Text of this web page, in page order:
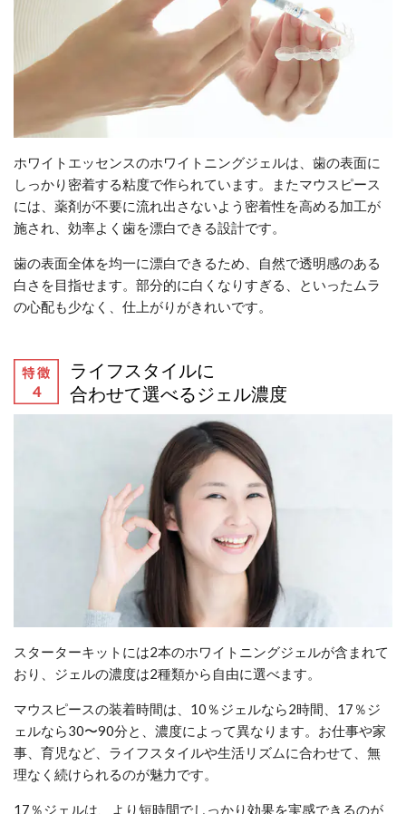
ホワイトエッセンスのホワイトニングジェルは、歯の表面に
しっかり密着する粘度で作られています。またマウスピース
には、薬剤が不要に流れ出さないよう密着性を高める加工が
施され、効率よく歯を漂白できる設計です。
歯の表面全体を均一に漂白できるため、自然で透明感のある
白さを目指せます。部分的に白くなりすぎる、といったムラ
の心配も少なく、仕上がりがきれいです。
ライフスタイルに
合わせて選べるジェル濃度
スターターキットには2本のホワイトニングジェルが含まれて
おり、ジェルの濃度は2種類から自由に選べます。
マウスピースの装着時間は、10％ジェルなら2時間、17％ジ
ェルなら30〜90分と、濃度によって異なります。お仕事や家
事、育児など、ライフスタイルや生活リズムに合わせて、無
理なく続けられるのが魅力です。
17％ジェルは、より短時間でしっかり効果を実感できるのが